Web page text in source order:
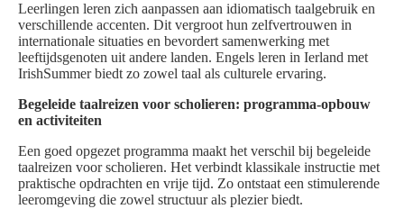
Leerlingen leren zich aanpassen aan idiomatisch taalgebruik en
verschillende accenten. Dit vergroot hun zelfvertrouwen in
internationale situaties en bevordert samenwerking met
leeftijdsgenoten uit andere landen. Engels leren in Ierland met
IrishSummer biedt zo zowel taal als culturele ervaring.
Begeleide taalreizen voor scholieren: programma-opbouw
en activiteiten
Een goed opgezet programma maakt het verschil bij begeleide
taalreizen voor scholieren. Het verbindt klassikale instructie met
praktische opdrachten en vrije tijd. Zo ontstaat een stimulerende
leeromgeving die zowel structuur als plezier biedt.